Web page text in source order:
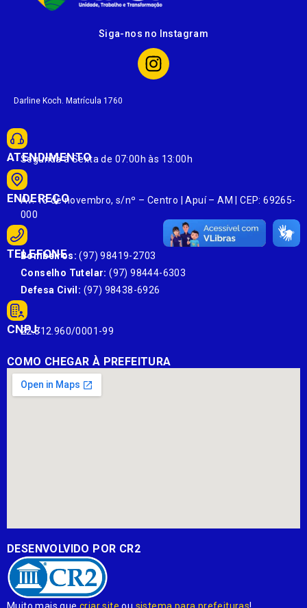
Siga-nos no Instagram
Darline Koch. Matrícula 1760
ATENDIMENTO
Segunda à Sexta de 07:00h às 13:00h
ENDEREÇO
Av. 13 de novembro, s/nº – Centro | Apuí – AM | CEP: 69265-
000
TELEFONE
Bombeiros: (97) 98419-2703
Conselho Tutelar: (97) 98444-6303
Defesa Civil: (97) 98438-6926
CNPJ:
22.812.960/0001-99
COMO CHEGAR À PREFEITURA
DESENVOLVIDO POR CR2